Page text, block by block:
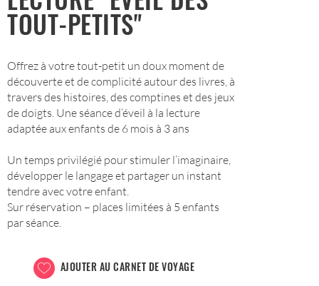
TOUT-PETITS"
Offrez à votre tout-petit un doux moment de
découverte et de complicité autour des livres, à
travers des histoires, des comptines et des jeux
de doigts. Une séance d’éveil à la lecture
adaptée aux enfants de 6 mois à 3 ans
Un temps privilégié pour stimuler l’imaginaire,
développer le langage et partager un instant
tendre avec votre enfant.
Sur réservation – places limitées à 5 enfants
par séance.
AJOUTER AU CARNET DE VOYAGE